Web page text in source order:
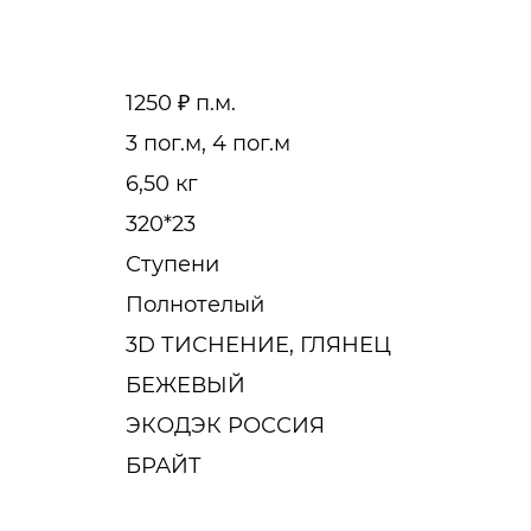
1250 ₽ п.м.
3 пог.м, 4 пог.м
6,50 кг
320*23
Ступени
Полнотелый
3D ТИСНЕНИЕ, ГЛЯНЕЦ
БЕЖЕВЫЙ
ЭКОДЭК РОССИЯ
БРАЙТ